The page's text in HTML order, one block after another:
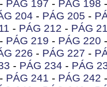
- PÁG 197 - PÁG 198
204 - PÁG 205 -
- PÁG 212 - PÁG
- PÁG 219 - PÁG 220
226 - PÁG 227 -
- PÁG 234 - PÁG
- PÁG 241 - PÁG 242